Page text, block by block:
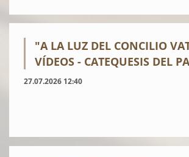
"A LA LUZ DEL CONCILIO
VÍDEOS - CATEQUESIS DEL
27.07.2026 12:40